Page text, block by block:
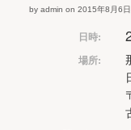
by admin on 2015年8月6日
日時:
場所: